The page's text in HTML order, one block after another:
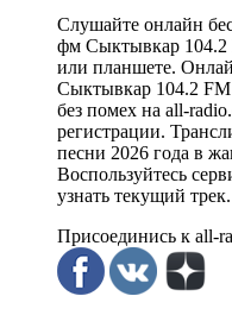
Слушайте онлайн
фм Сыктывкар 104.2
или планшете.
Сыктывкар 104.2 FM
без помех на all-
регистрации.
песни 2026 года в
Воспользуйтесь
узнать текущий трек.
Присоединись к all-